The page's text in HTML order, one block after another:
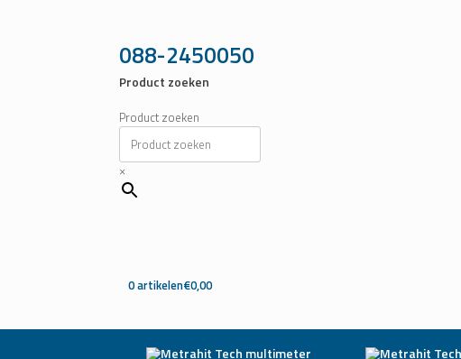
088-2450050
Product zoeken
Product zoeken
×
0 artikelen€0,00